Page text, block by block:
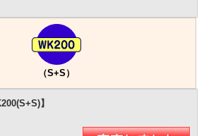
（S+S）